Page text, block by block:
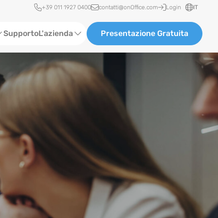
Accesso rapido
+39 011 1927 0400 contatti@onOffice.com Login IT
SupportoL'azienda
Chi siamo
Partner & Collaborazioni
Presentazione Gratuita